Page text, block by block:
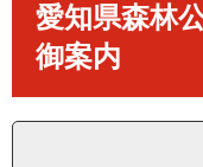
愛知県森林
御案内